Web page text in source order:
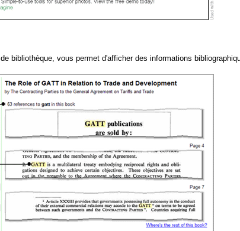
bibliothèque, vous permet d'afficher des informations